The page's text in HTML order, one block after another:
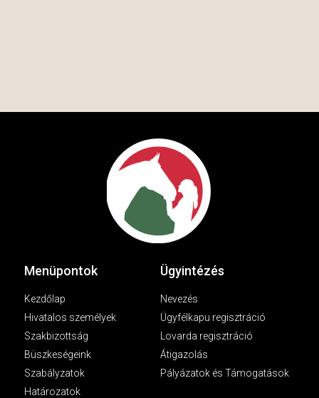
Menüpontok
Kezdőlap
Hivatalos személyek
Szakbizottság
Büszkeségeink
Szabályzatok
Határozatok
Ügyintézés
Nevezés
Ügyfélkapu regisztráció
Lovarda regisztráció
Átigazolás
Pályázatok és Támogatások